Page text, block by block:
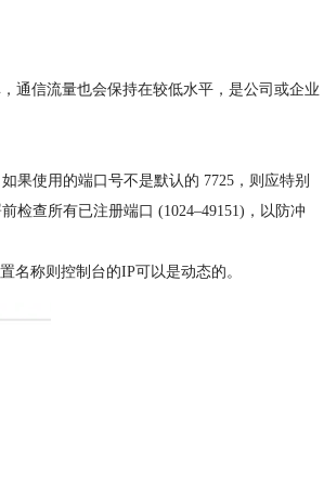
通信流量也会保持在较低水平，是公司或企业
果使用的端⼝号不是默认的 7725，则应特别
检查所有已注册端⼝ (1024–49151)，以防冲
名称则控制台的IP可以是动态的。